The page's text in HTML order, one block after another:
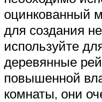
оцинкованный
для создания
используйте
деревянные
повышенной
комнаты, они